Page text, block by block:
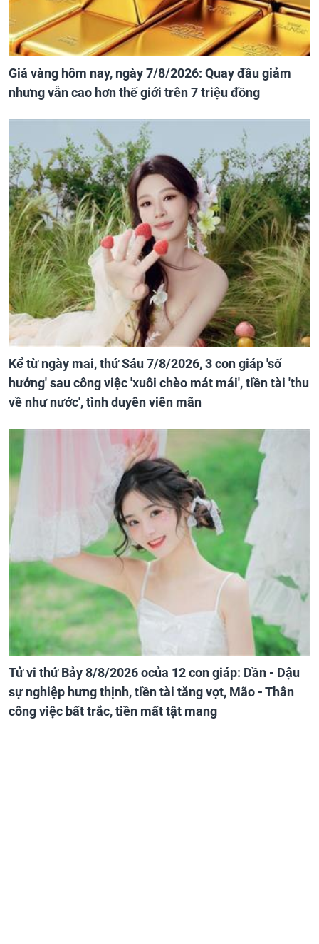
Giá vàng hôm nay, ngày 7/8/2026: Quay đầu giảm
nhưng vẫn cao hơn thế giới trên 7 triệu đồng
Kể từ ngày mai, thứ Sáu 7/8/2026, 3 con giáp 'số
hưởng' sau công việc 'xuôi chèo mát mái', tiền tài 'thu
về như nước', tình duyên viên mãn
Tử vi thứ Bảy 8/8/2026 ocủa 12 con giáp: Dần - Dậu
sự nghiệp hưng thịnh, tiền tài tăng vọt, Mão - Thân
công việc bất trắc, tiền mất tật mang